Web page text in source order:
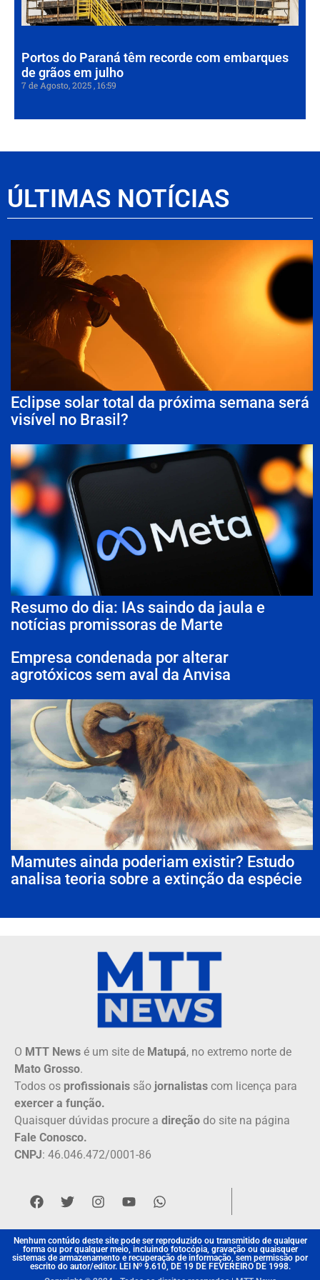
Portos do Paraná têm recorde com embarques
de grãos em julho
7 de Agosto, 2025 16:59
ÚLTIMAS NOTÍCIAS
Eclipse solar total da próxima semana será
visível no Brasil?
Resumo do dia: IAs saindo da jaula e
notícias promissoras de Marte
Empresa condenada por alterar
agrotóxicos sem aval da Anvisa
Mamutes ainda poderiam existir? Estudo
analisa teoria sobre a extinção da espécie
O MTT News é um site de Matupá, no extremo norte de
Mato Grosso.
Todos os profissionais são jornalistas com licença para
exercer a função.
Quaisquer dúvidas procure a direção do site na página
Fale Conosco.
CNPJ: 46.046.472/0001-86
Nenhum contúdo deste site pode ser reproduzido ou transmitido de qualquer
forma ou por qualquer meio, incluindo fotocópia, gravação ou quaisquer
sistemas de armazenamento e recuperação de informação, sem permissão por
escrito do autor/editor. LEI Nº 9.610, DE 19 DE FEVEREIRO DE 1998.